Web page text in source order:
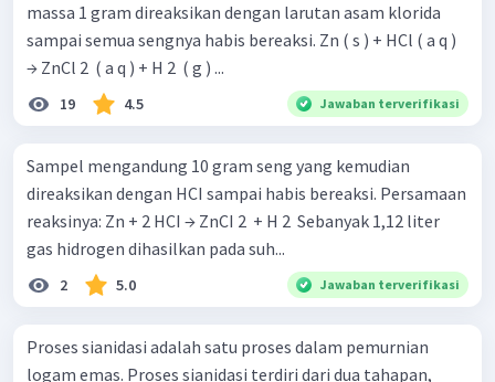
massa 1 gram direaksikan dengan larutan asam klorida
sampai semua sengnya habis bereaksi. Zn ( s ) + HCl ( a q )
→ ZnCl 2 ​ ( a q ) + H 2 ​ ( g ) ...
19 4.5 Jawaban terverifikasi
Sampel mengandung 10 gram seng yang kemudian
direaksikan dengan HCI sampai habis bereaksi. Persamaan
reaksinya: Zn + 2 HCI → ZnCI 2 ​ + H 2 ​ Sebanyak 1,12 liter
gas hidrogen dihasilkan pada suh...
2 5.0 Jawaban terverifikasi
Proses sianidasi adalah satu proses dalam pemurnian
logam emas. Proses sianidasi terdiri dari dua tahapan,